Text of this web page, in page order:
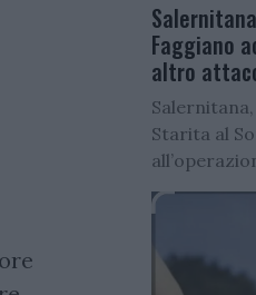
Faggiano
altro
Starita al